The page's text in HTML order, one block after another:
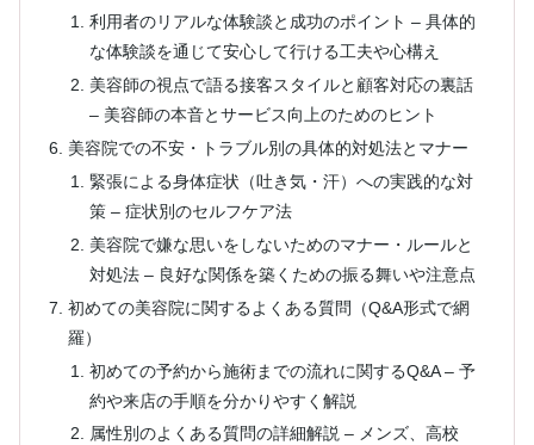
利用者のリアルな体験談と成功のポイント – 具体的
な体験談を通じて安心して行ける工夫や心構え
美容師の視点で語る接客スタイルと顧客対応の裏話
– 美容師の本音とサービス向上のためのヒント
美容院での不安・トラブル別の具体的対処法とマナー
緊張による身体症状（吐き気・汗）への実践的な対
策 – 症状別のセルフケア法
美容院で嫌な思いをしないためのマナー・ルールと
対処法 – 良好な関係を築くための振る舞いや注意点
初めての美容院に関するよくある質問（Q&A形式で網
羅）
初めての予約から施術までの流れに関するQ&A – 予
約や来店の手順を分かりやすく解説
属性別のよくある質問の詳細解説 – メンズ、高校